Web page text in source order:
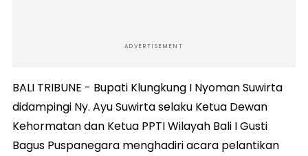
ADVERTISEMENT
BALI TRIBUNE - Bupati Klungkung I Nyoman Suwirta
didampingi Ny. Ayu Suwirta selaku Ketua Dewan
Kehormatan dan Ketua PPTI Wilayah Bali I Gusti
Bagus Puspanegara menghadiri acara pelantikan